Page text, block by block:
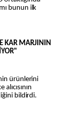
bunun ilk
KAR MARJININ
ürünlerini
bildirdi.